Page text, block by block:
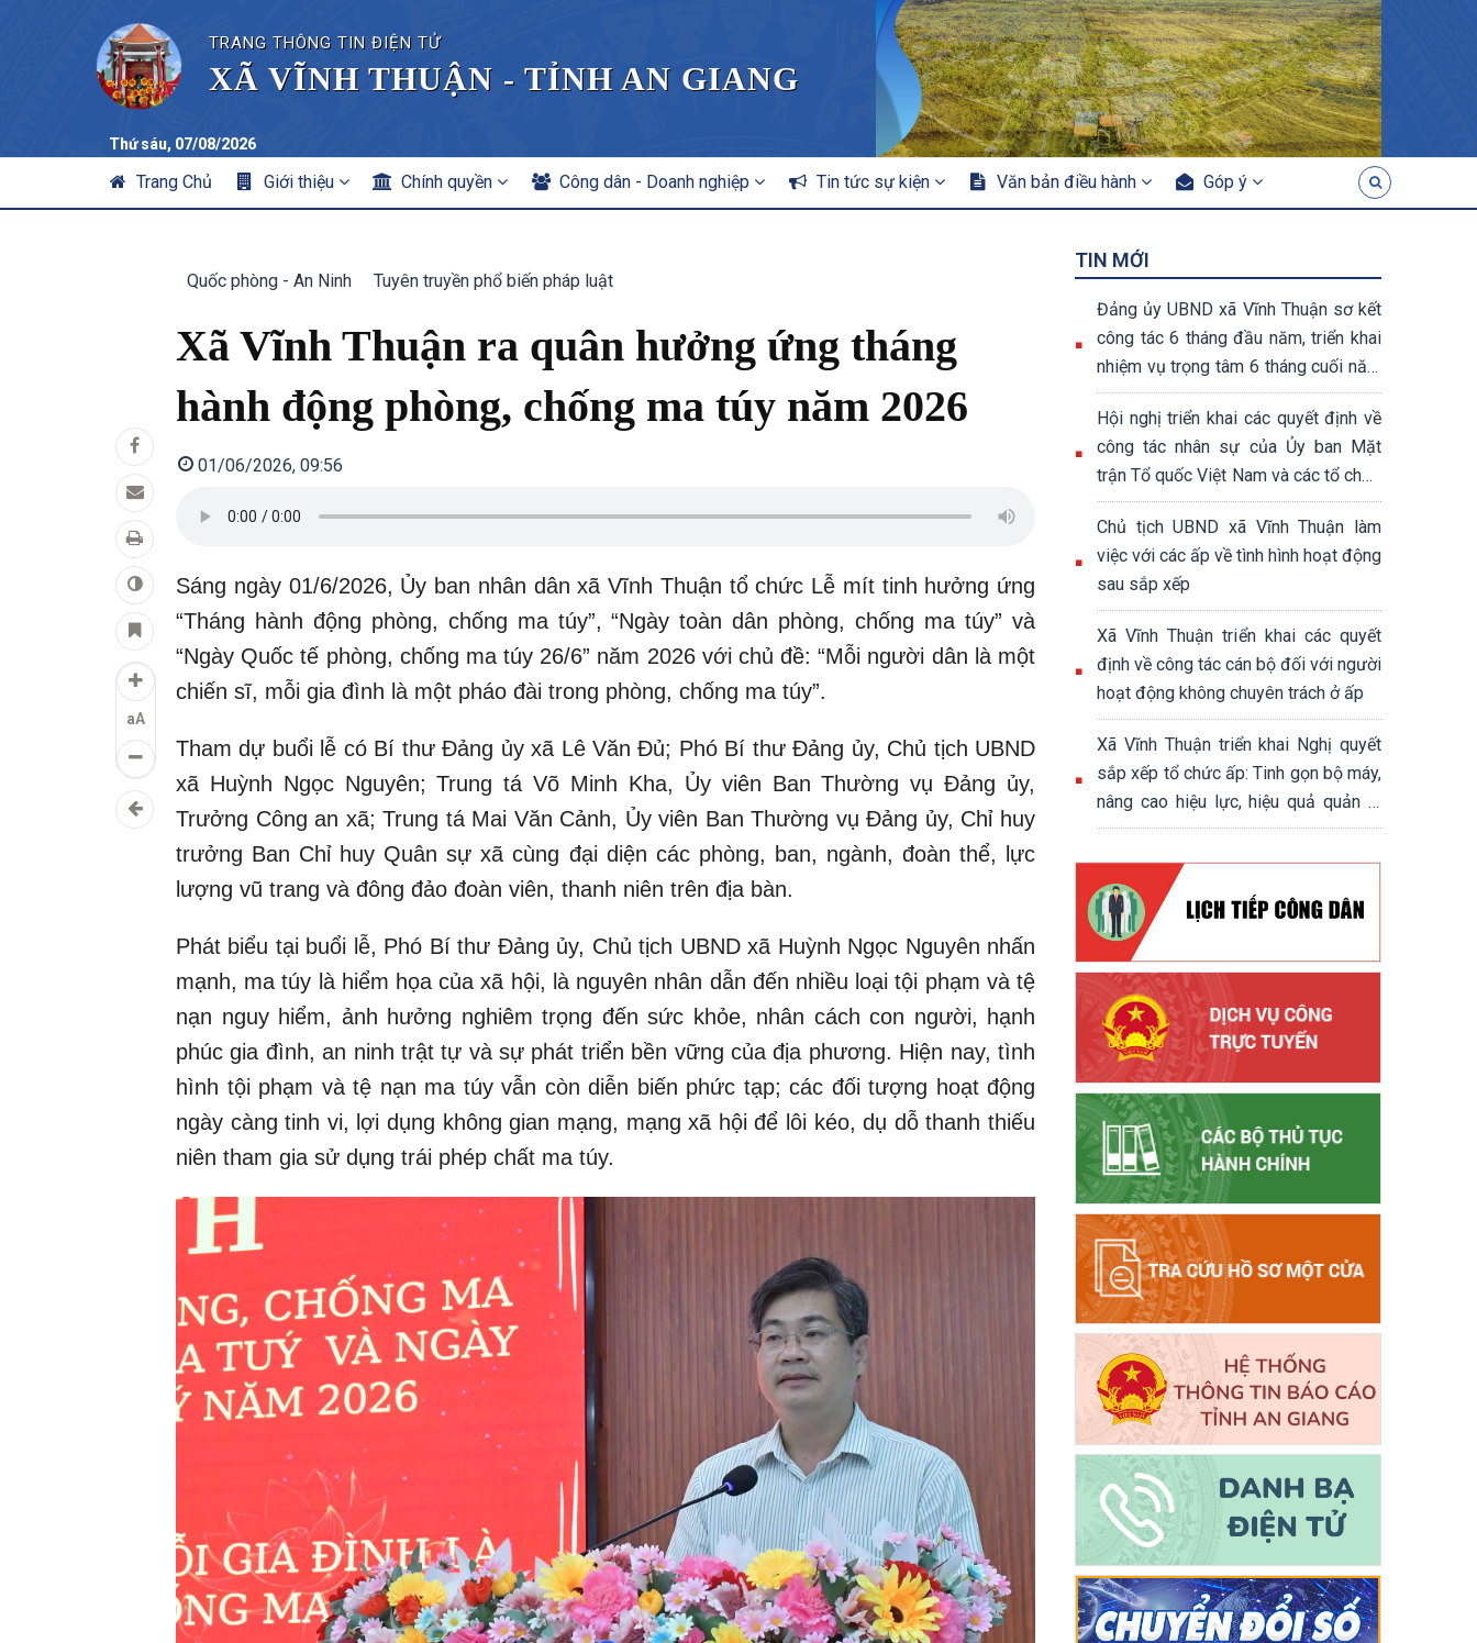
TRANG THÔNG TIN ĐIỆN TỬ
XÃ VĨNH THUẬN - TỈNH AN GIANG
Thứ sáu, 07/08/2026
NAVIGATION
Trang Chủ Giới thiệu Chính quyền Công dân - Doanh nghiệp Tin tức sự kiện Văn bản điều hành Góp ý
aA
Quốc phòng - An Ninh Tuyên truyền phổ biến pháp luật
Xã Vĩnh Thuận ra quân hưởng ứng tháng
hành động phòng, chống ma túy năm 2026
01/06/2026, 09:56
Sáng ngày 01/6/2026, Ủy ban nhân dân xã Vĩnh Thuận tổ chức Lễ mít tinh hưởng ứng
“Tháng hành động phòng, chống ma túy”, “Ngày toàn dân phòng, chống ma túy” và
“Ngày Quốc tế phòng, chống ma túy 26/6” năm 2026 với chủ đề: “Mỗi người dân là một
chiến sĩ, mỗi gia đình là một pháo đài trong phòng, chống ma túy”.
Tham dự buổi lễ có Bí thư Đảng ủy xã Lê Văn Đủ; Phó Bí thư Đảng ủy, Chủ tịch UBND
xã Huỳnh Ngọc Nguyên; Trung tá Võ Minh Kha, Ủy viên Ban Thường vụ Đảng ủy,
Trưởng Công an xã; Trung tá Mai Văn Cảnh, Ủy viên Ban Thường vụ Đảng ủy, Chỉ huy
trưởng Ban Chỉ huy Quân sự xã cùng đại diện các phòng, ban, ngành, đoàn thể, lực
lượng vũ trang và đông đảo đoàn viên, thanh niên trên địa bàn.
Phát biểu tại buổi lễ, Phó Bí thư Đảng ủy, Chủ tịch UBND xã Huỳnh Ngọc Nguyên nhấn
mạnh, ma túy là hiểm họa của xã hội, là nguyên nhân dẫn đến nhiều loại tội phạm và tệ
nạn nguy hiểm, ảnh hưởng nghiêm trọng đến sức khỏe, nhân cách con người, hạnh
phúc gia đình, an ninh trật tự và sự phát triển bền vững của địa phương. Hiện nay, tình
hình tội phạm và tệ nạn ma túy vẫn còn diễn biến phức tạp; các đối tượng hoạt động
ngày càng tinh vi, lợi dụng không gian mạng, mạng xã hội để lôi kéo, dụ dỗ thanh thiếu
niên tham gia sử dụng trái phép chất ma túy.
TIN MỚI
Đảng ủy UBND xã Vĩnh Thuận sơ kết
công tác 6 tháng đầu năm, triển khai
nhiệm vụ trọng tâm 6 tháng cuối năm
2026
Hội nghị triển khai các quyết định về
công tác nhân sự của Ủy ban Mặt
trận Tổ quốc Việt Nam và các tổ chức
chính trị - xã hội xã Vĩnh Thuận
Chủ tịch UBND xã Vĩnh Thuận làm
việc với các ấp về tình hình hoạt động
sau sắp xếp
Xã Vĩnh Thuận triển khai các quyết
định về công tác cán bộ đối với người
hoạt động không chuyên trách ở ấp
Xã Vĩnh Thuận triển khai Nghị quyết
sắp xếp tổ chức ấp: Tinh gọn bộ máy,
nâng cao hiệu lực, hiệu quả quản lý
cơ sở